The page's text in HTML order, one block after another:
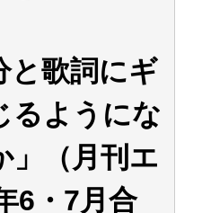
と歌詞にギ
るようにな
」（月刊エ
6・7月合